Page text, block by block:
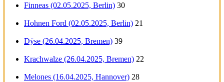
Finneas (02.05.2025, Berlin) 30
Hohnen Ford (02.05.2025, Berlin) 21
Dÿse (26.04.2025, Bremen) 39
Krachwalze (26.04.2025, Bremen) 22
Melones (16.04.2025, Hannover) 28